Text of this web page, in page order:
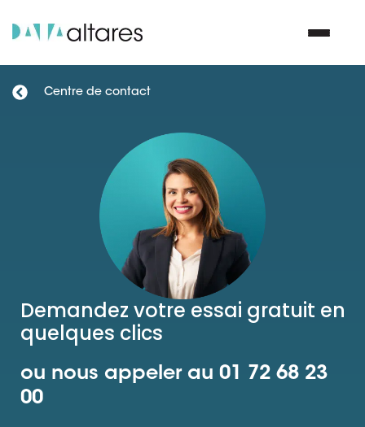
Notre groupe
Ressources
Centre de contact
Demandez votre essai gratuit en
quelques clics
ou nous appeler au 01 72 68 23
00